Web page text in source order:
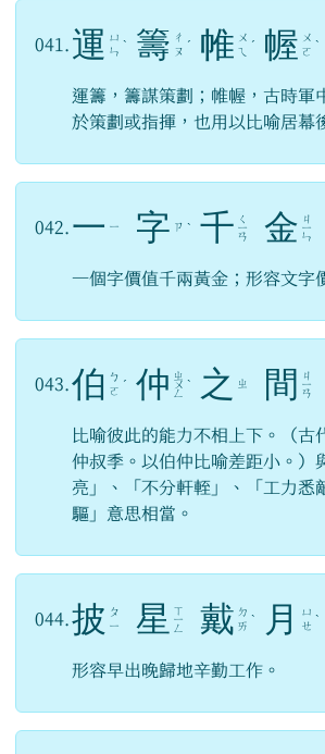
041. 運 ㄩ
ㄣ ˋ 籌 ㄔ
ㄡ ˊ 帷 ㄨ
ㄟ
ˊ 幄 ㄨ
ㄛ ˋ
運籌，籌謀策劃；帷幄，古時軍
於策劃或指揮，也用以比喻居幕
042. 一 ㄧ 字 ㄗ ˋ 千 ㄑ
ㄧ
ㄢ 金 ㄐ
ㄧ
ㄣ
一個字價值千兩黃金；形容文字
043. 伯 ㄅ
ㄛ ˊ 仲 ㄓ
ㄨ
ㄥ
ˋ 之 ㄓ 間 ㄐ
ㄧ
ㄢ
比喻彼此的能力不相上下。（古
仲叔季。以伯仲比喻差距小。）
亮」、「不分軒輊」、「工力悉
驅」意思相當。
044. 披 ㄆ
ㄧ
星 ㄒ
ㄧ
ㄥ 戴 ㄉ
ㄞ ˋ 月
ㄩ
ㄝ ˋ
形容早出晚歸地辛勤工作。